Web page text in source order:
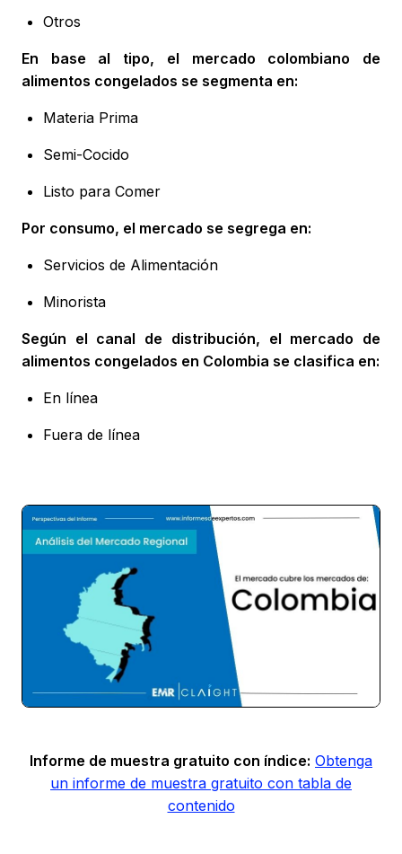
Otros
En base al tipo, el mercado colombiano de
alimentos congelados se segmenta en:
Materia Prima
Semi-Cocido
Listo para Comer
Por consumo, el mercado se segrega en:
Servicios de Alimentación
Minorista
Según el canal de distribución, el mercado de
alimentos congelados en Colombia se clasifica en:
En línea
Fuera de línea
Informe de muestra gratuito con índice: Obtenga
un informe de muestra gratuito con tabla de
contenido